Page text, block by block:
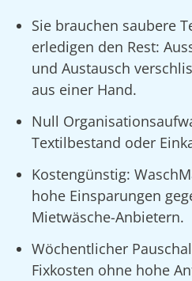
Sie brauchen saubere
erledigen den Rest:
und Austausch
aus einer Hand.
Null
Textilbestand oder
Kostengünstig:
hohe Einsparungen
Mietwäsche-Anbietern.
Wöchentlicher
Fixkosten ohne hohe